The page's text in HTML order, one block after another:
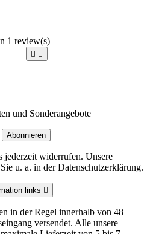
1 review(s)
 
und Sonderangebote
jederzeit widerrufen. Unsere
u. a. in der Datenschutzerklärung.
links 
in der Regel innerhalb von 48
versendet. Alle unsere